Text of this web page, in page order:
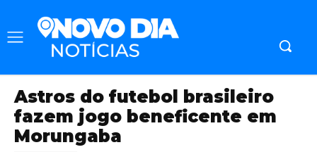
Astros do futebol brasileiro
fazem jogo beneficente em
Morungaba